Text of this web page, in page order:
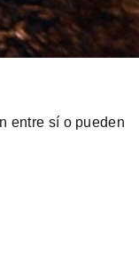
entre sí o pueden